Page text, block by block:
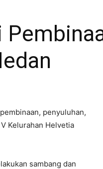
penyuluhan,
Kelurahan Helvetia
sambang dan